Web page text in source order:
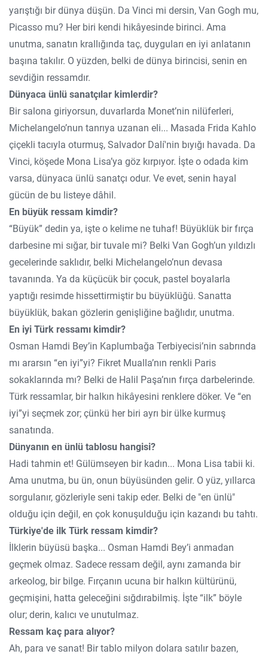
yarıştığı bir dünya düşün. Da Vinci mi dersin, Van Gogh mu,
Picasso mu? Her biri kendi hikâyesinde birinci. Ama
unutma, sanatın krallığında taç, duyguları en iyi anlatanın
başına takılır. O yüzden, belki de dünya birincisi, senin en
sevdiğin ressamdır.
Dünyaca ünlü sanatçılar kimlerdir?
Bir salona giriyorsun, duvarlarda Monet’nin nilüferleri,
Michelangelo’nun tanrıya uzanan eli... Masada Frida Kahlo
çiçekli tacıyla oturmuş, Salvador Dalí'nin bıyığı havada. Da
Vinci, köşede Mona Lisa’ya göz kırpıyor. İşte o odada kim
varsa, dünyaca ünlü sanatçı odur. Ve evet, senin hayal
gücün de bu listeye dâhil.
En büyük ressam kimdir?
“Büyük” dedin ya, işte o kelime ne tuhaf! Büyüklük bir fırça
darbesine mi sığar, bir tuvale mi? Belki Van Gogh’un yıldızlı
gecelerinde saklıdır, belki Michelangelo’nun devasa
tavanında. Ya da küçücük bir çocuk, pastel boyalarla
yaptığı resimde hissettirmiştir bu büyüklüğü. Sanatta
büyüklük, bakan gözlerin genişliğine bağlıdır, unutma.
En iyi Türk ressamı kimdir?
Osman Hamdi Bey’in Kaplumbağa Terbiyecisi’nin sabrında
mı ararsın “en iyi”yi? Fikret Mualla’nın renkli Paris
sokaklarında mı? Belki de Halil Paşa’nın fırça darbelerinde.
Türk ressamlar, bir halkın hikâyesini renklere döker. Ve “en
iyi”yi seçmek zor; çünkü her biri ayrı bir ülke kurmuş
sanatında.
Dünyanın en ünlü tablosu hangisi?
Hadi tahmin et! Gülümseyen bir kadın... Mona Lisa tabii ki.
Ama unutma, bu ün, onun büyüsünden gelir. O yüz, yıllarca
sorgulanır, gözleriyle seni takip eder. Belki de "en ünlü"
olduğu için değil, en çok konuşulduğu için kazandı bu tahtı.
Türkiye'de ilk Türk ressam kimdir?
İlklerin büyüsü başka... Osman Hamdi Bey’i anmadan
geçmek olmaz. Sadece ressam değil, aynı zamanda bir
arkeolog, bir bilge. Fırçanın ucuna bir halkın kültürünü,
geçmişini, hatta geleceğini sığdırabilmiş. İşte “ilk” böyle
olur; derin, kalıcı ve unutulmaz.
Ressam kaç para alıyor?
Ah, para ve sanat! Bir tablo milyon dolara satılır bazen,